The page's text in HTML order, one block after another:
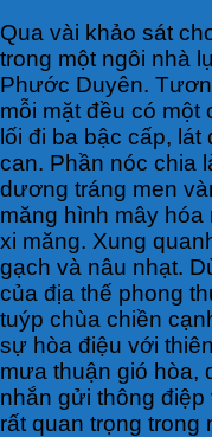
Qua vài khảo sát
trong một ngôi nhà
Phước Duyên.
mỗi mặt đều có một
lối đi ba bậc cấp, lát
can. Phần nóc chia
dương tráng men
măng hình mây hóa
xi măng. Xung
gạch và nâu nhạt.
của địa thế phong
tuýp chùa chiền
sự hòa điệu với
mưa thuận gió hòa,
nhắn gửi thông
rất quan trọng trong